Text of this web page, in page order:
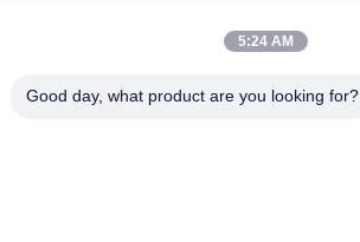
Στείλετε
5:24 AM
Good day, what product are you looking for?